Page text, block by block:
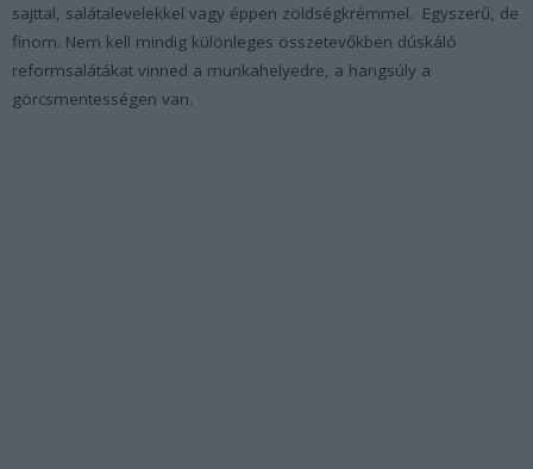
sajttal, salátalevelekkel vagy éppen zöldségkrémmel. Egyszerű, de
finom. Nem kell mindig különleges összetevőkben dúskáló
reformsalátákat vinned a munkahelyedre, a hangsúly a
görcsmentességen van.